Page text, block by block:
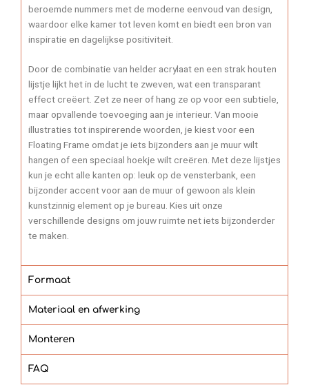
beroemde nummers met de moderne eenvoud van design,
waardoor elke kamer tot leven komt en biedt een bron van
inspiratie en dagelijkse positiviteit.
Door de combinatie van helder acrylaat en een strak houten
lijstje lijkt het in de lucht te zweven, wat een transparant
effect creëert. Zet ze neer of hang ze op voor een subtiele,
maar opvallende toevoeging aan je interieur. Van mooie
illustraties tot inspirerende woorden, je kiest voor een
Floating Frame omdat je iets bijzonders aan je muur wilt
hangen of een speciaal hoekje wilt creëren. Met deze lijstjes
kun je echt alle kanten op: leuk op de vensterbank, een
bijzonder accent voor aan de muur of gewoon als klein
kunstzinnig element op je bureau. Kies uit onze
verschillende designs om jouw ruimte net iets bijzonderder
te maken.
Formaat
Materiaal en afwerking
Monteren
FAQ